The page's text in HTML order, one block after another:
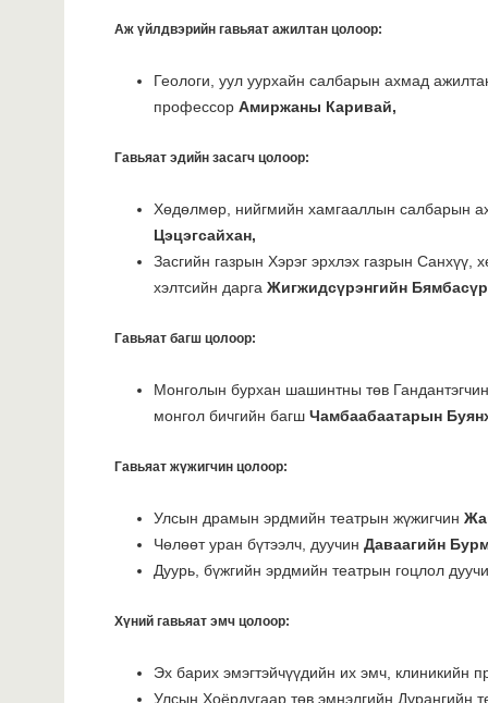
Аж үйлдвэрийн гавьяат ажилтан цолоор:
Геологи, уул уурхайн салбарын ахмад
профессор Амиржаны Каривай,
Гавьяат эдийн засагч цолоор:
Хөдөлмөр, нийгмийн хамгааллын салбарын
Цэцэгсайхан,
Засгийн газрын Хэрэг эрхлэх газрын Санхүү,
хэлтсийн дарга Жигжидсүрэнгийн
Гавьяат багш цолоор:
Монголын бурхан шашинтны төв
монгол бичгийн багш Чамбаабаатарын
Гавьяат жүжигчин цолоор:
Улсын драмын эрдмийн театрын жүжигчин
Чөлөөт уран бүтээлч, дуучин Даваагийн
Дуурь, бүжгийн эрдмийн театрын гоцлол
Хүний гавьяат эмч цолоор:
Эх барих эмэгтэйчүүдийн их эмч, клиникийн
Улсын Хоёрдугаар төв эмнэлгийн Дурангийн